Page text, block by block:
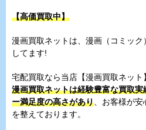
【高価買取中】
漫画買取ネットは、漫画（コミッ
してます!
宅配買取なら当店【漫画買取ネット
漫画買取ネットは経験豊富な買取
ー満足度の高さがあり 、お客様が
を整えております。